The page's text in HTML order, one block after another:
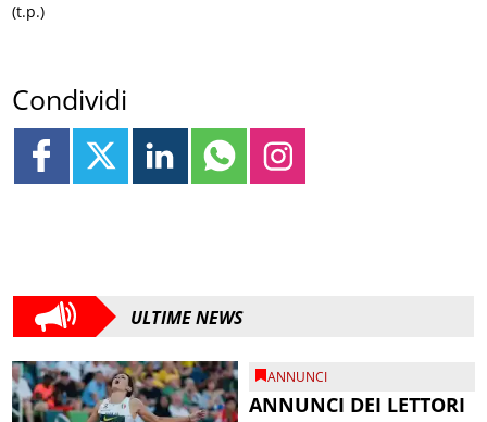
(t.p.)
Condividi
ULTIME NEWS
ANNUNCI
ANNUNCI DEI LETTORI